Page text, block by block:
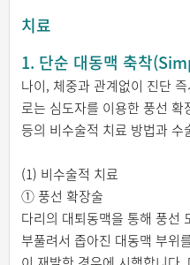
치료
1. 단순 대동맥 축착
나이, 체중과 관계없이 진단
로는 심도자를 이용한 풍선
등의 비수술적 치료 방법과
(1) 비수술적 치료
① 풍선 확장술
다리의 대퇴동맥을 통해 풍선
부풀려서 좁아진 대동맥 부위